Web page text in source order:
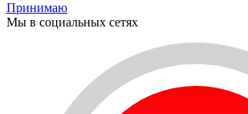
Принимаю
Мы в социальных сетях